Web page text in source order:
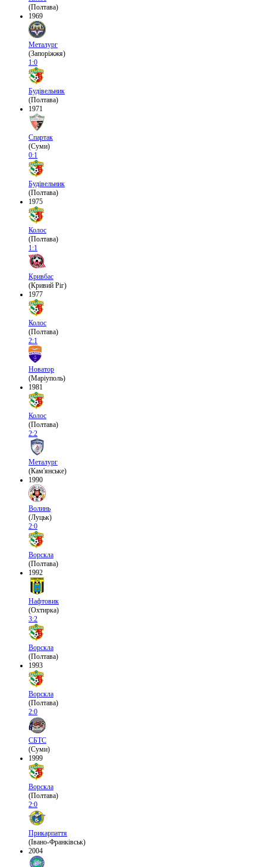
(Полтава)
1969
Металург
(Запоріжжя)
1:0
Будівельник
(Полтава)
1971
Спартак
(Суми)
0:1
Будівельник
(Полтава)
1975
Колос
(Полтава)
1:1
Кривбас
(Кривий Ріг)
1977
Колос
(Полтава)
2:1
Новатор
(Маріуполь)
1981
Колос
(Полтава)
2:2
Металург
(Кам'янське)
1990
Волинь
(Луцьк)
2:0
Ворскла
(Полтава)
1992
Нафтовик
(Охтирка)
3:2
Ворскла
(Полтава)
1993
Ворскла
(Полтава)
2:0
СБТС
(Суми)
1999
Ворскла
(Полтава)
2:0
Прикарпаття
(Івано-Франківськ)
2004